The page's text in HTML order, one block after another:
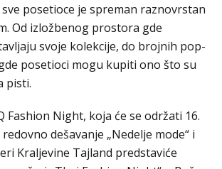
posetioce je spreman raznovrstan
Od izložbenog prostora gde
svoje kolekcije, do brojnih pop-
posetioci mogu kupiti ono što su
pisti.
Fashion Night, koja će se održati 16.
dešavanje „Nedelje mode“ i
Kraljevine Tajland predstaviće